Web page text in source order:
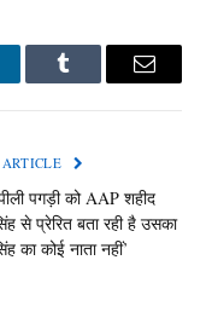
Tumblr Email
पगड़ी को AAP शहीद
से प्रेरित बता रही है उसका
का कोई नाता नहीं’